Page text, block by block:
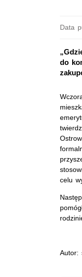
Data
do
celu
Autor: